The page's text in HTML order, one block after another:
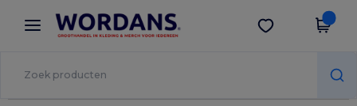
× Wordans-app
Betere prijzen in de app!
Download app